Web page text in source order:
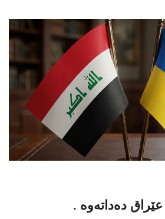
عێراق دەداتەوە .